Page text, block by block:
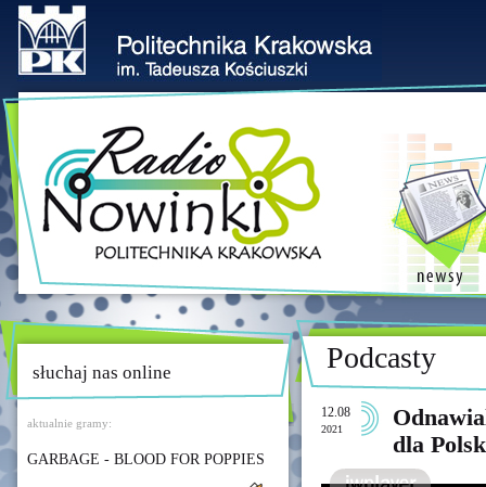
słuchaj nas online
aktualnie gramy:
GARBAGE - BLOOD FOR POPPIES
Podcasty
12.08
2021
dla